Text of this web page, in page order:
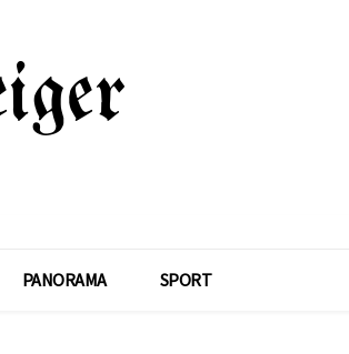
PANORAMA SPORT